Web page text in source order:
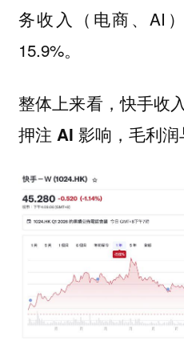
务收入（电商、AI
15.9%。
整体上来看，快手收
押注 AI 影响，毛利润